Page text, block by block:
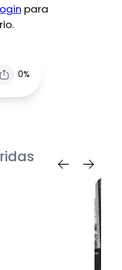
para
0%